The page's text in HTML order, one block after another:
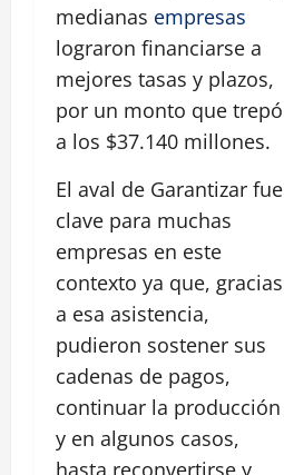
medianas empresas
lograron financiarse a
mejores tasas y plazos,
por un monto que trepó
a los $37.140 millones.
El aval de Garantizar fue
clave para muchas
empresas en este
contexto ya que, gracias
a esa asistencia,
pudieron sostener sus
cadenas de pagos,
continuar la producción
y en algunos casos,
hasta reconvertirse y